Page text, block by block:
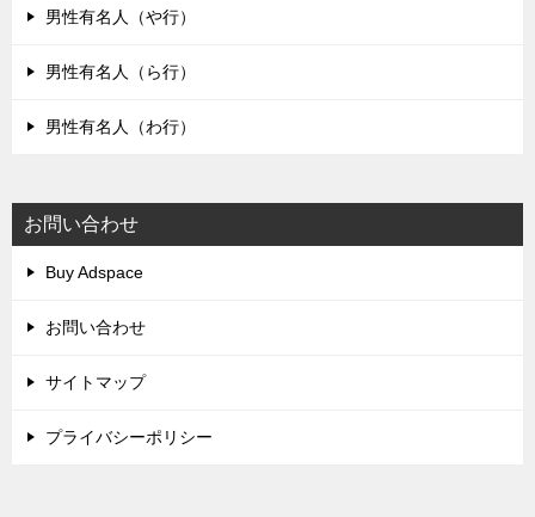
男性有名人（や行）
男性有名人（ら行）
男性有名人（わ行）
お問い合わせ
Buy Adspace
お問い合わせ
サイトマップ
プライバシーポリシー